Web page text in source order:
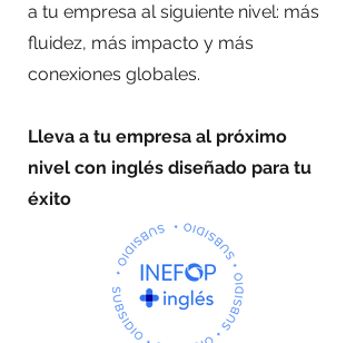
a tu empresa al siguiente nivel: más
fluidez, más impacto y más
conexiones globales.
Lleva a tu empresa al próximo
nivel con inglés diseñado para tu
éxito